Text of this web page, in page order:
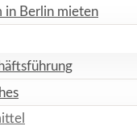
in Berlin mieten